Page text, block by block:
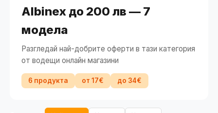
Albinex до 200 лв — 7
модела
Разгледай най-добрите оферти в тази категория
от водещи онлайн магазини
6 продукта от 17€ до 34€